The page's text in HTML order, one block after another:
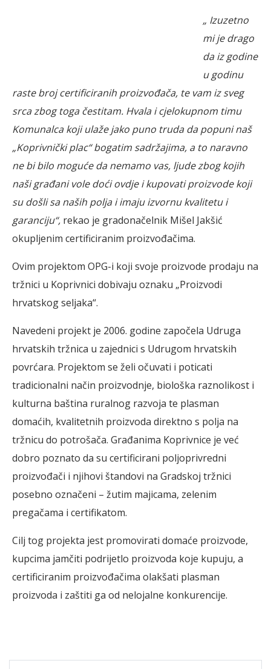
„ Izuzetno
mi je drago
da iz godine
u godinu
raste broj certificiranih proizvođača, te vam iz sveg
srca zbog toga čestitam. Hvala i cjelokupnom timu
Komunalca koji ulaže jako puno truda da popuni naš
„Koprivnički plac“ bogatim sadržajima, a to naravno
ne bi bilo moguće da nemamo vas, ljude zbog kojih
naši građani vole doći ovdje i kupovati proizvode koji
su došli sa naših polja i imaju izvornu kvalitetu i
garanciju“, rekao je gradonačelnik Mišel Jakšić
okupljenim certificiranim proizvođačima.
Ovim projektom OPG-i koji svoje proizvode prodaju na
tržnici u Koprivnici dobivaju oznaku „Proizvodi
hrvatskog seljaka“.
Navedeni projekt je 2006. godine započela Udruga
hrvatskih tržnica u zajednici s Udrugom hrvatskih
povrćara. Projektom se želi očuvati i poticati
tradicionalni način proizvodnje, biološka raznolikost i
kulturna baština ruralnog razvoja te plasman
domaćih, kvalitetnih proizvoda direktno s polja na
tržnicu do potrošača. Građanima Koprivnice je već
dobro poznato da su certificirani poljoprivredni
proizvođači i njihovi štandovi na Gradskoj tržnici
posebno označeni – žutim majicama, zelenim
pregačama i certifikatom.
Cilj tog projekta jest promovirati domaće proizvode,
kupcima jamčiti podrijetlo proizvoda koje kupuju, a
certificiranim proizvođačima olakšati plasman
proizvoda i zaštiti ga od nelojalne konkurencije.